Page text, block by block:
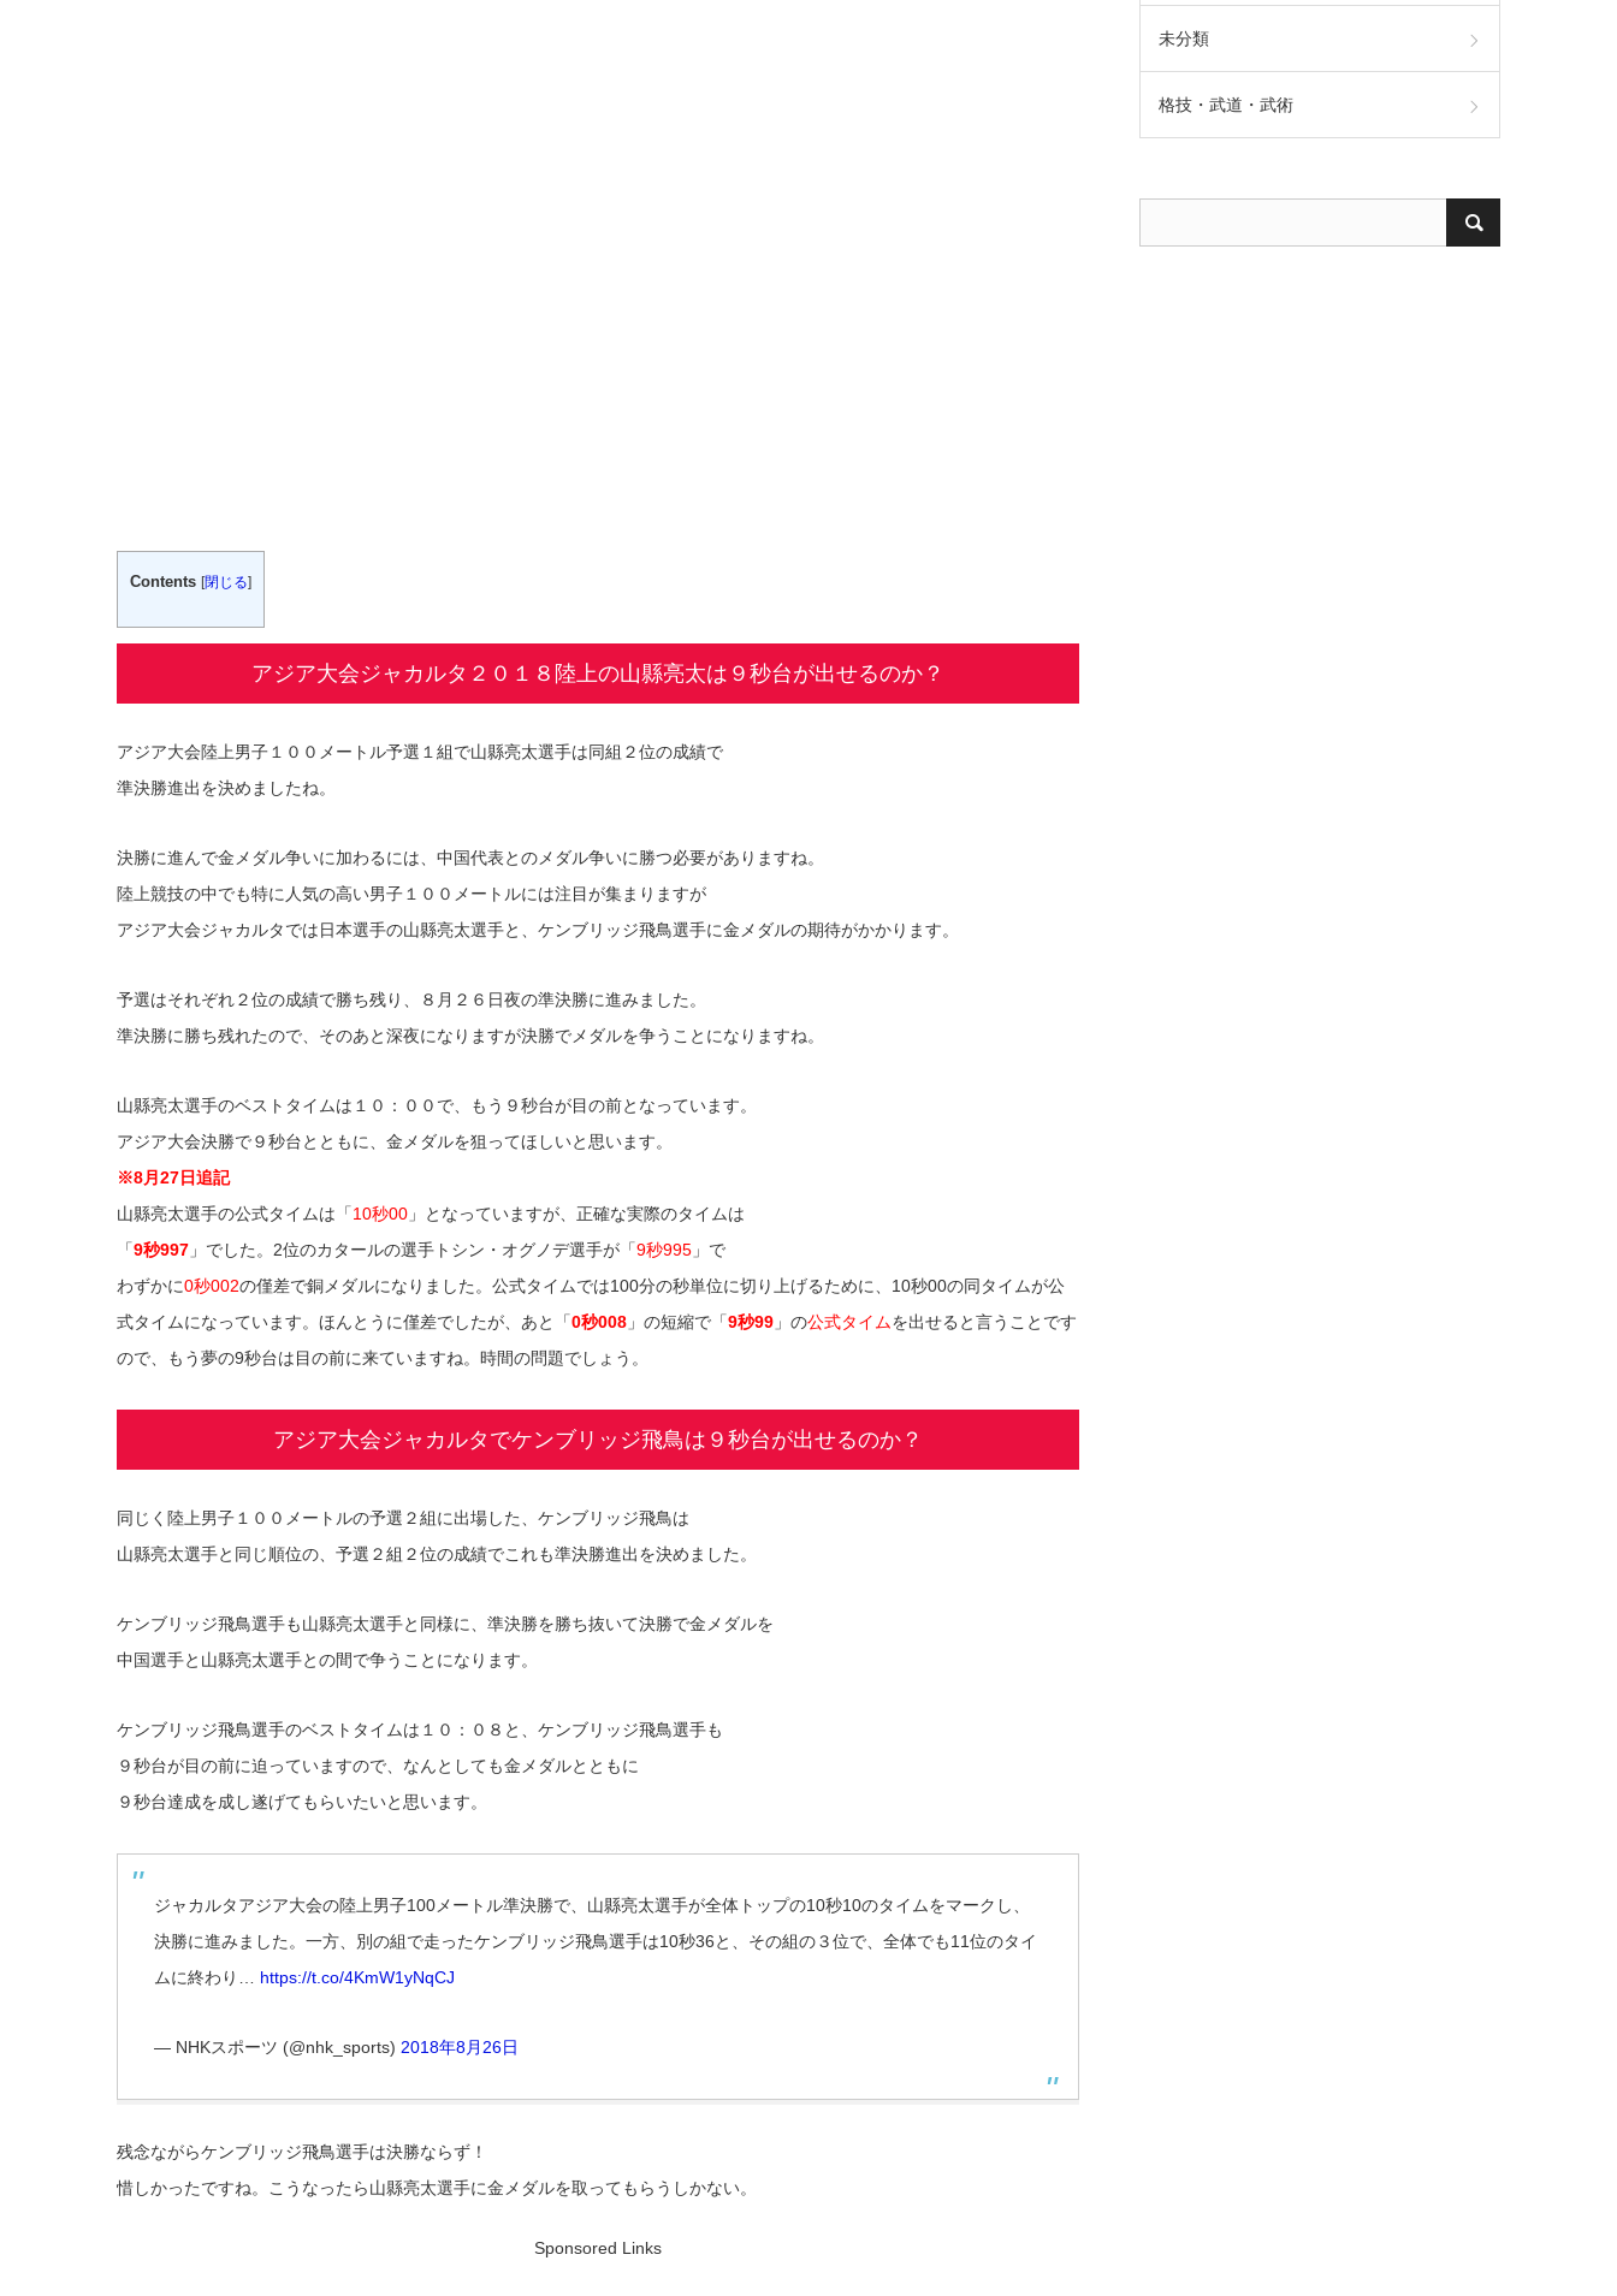
Contents [閉じる]
アジア大会ジャカルタ２０１８陸上の山縣亮太は９秒台が出せるのか？
アジア大会陸上男子１００メートル予選１組で山縣亮太選手は同組２位の成績で
準決勝進出を決めましたね。
決勝に進んで金メダル争いに加わるには、中国代表とのメダル争いに勝つ必要がありますね。
陸上競技の中でも特に人気の高い男子１００メートルには注目が集まりますが
アジア大会ジャカルタでは日本選手の山縣亮太選手と、ケンブリッジ飛鳥選手に金メダルの期待がかかります。
予選はそれぞれ２位の成績で勝ち残り、８月２６日夜の準決勝に進みました。
準決勝に勝ち残れたので、そのあと深夜になりますが決勝でメダルを争うことになりますね。
山縣亮太選手のベストタイムは１０：００で、もう９秒台が目の前となっています。
アジア大会決勝で９秒台とともに、金メダルを狙ってほしいと思います。
※8月27日追記
山縣亮太選手の公式タイムは「10秒00 」となっていますが、正確な実際のタイムは
「9秒997 」でした。2位のカタールの選手トシン・オグノデ選手が「9秒995 」で
わずかに0秒002の僅差で銅メダルになりました。公式タイムでは100分の秒単位に切り上げるために、10秒00の同タイムが公
式タイムになっています。ほんとうに僅差でしたが、あと「0秒008 」の短縮で「9秒99 」の公式タイムを出せると言うことです
ので、もう夢の9秒台は目の前に来ていますね。時間の問題でしょう。
アジア大会ジャカルタでケンブリッジ飛鳥は９秒台が出せるのか？
同じく陸上男子１００メートルの予選２組に出場した、ケンブリッジ飛鳥は
山縣亮太選手と同じ順位の、予選２組２位の成績でこれも準決勝進出を決めました。
ケンブリッジ飛鳥選手も山縣亮太選手と同様に、準決勝を勝ち抜いて決勝で金メダルを
中国選手と山縣亮太選手との間で争うことになります。
ケンブリッジ飛鳥選手のベストタイムは１０：０８と、ケンブリッジ飛鳥選手も
９秒台が目の前に迫っていますので、なんとしても金メダルとともに
９秒台達成を成し遂げてもらいたいと思います。
ジャカルタアジア大会の陸上男子100メートル準決勝で、山縣亮太選手が全体トップの10秒10のタイムをマークし、
決勝に進みました。一方、別の組で走ったケンブリッジ飛鳥選手は10秒36と、その組の３位で、全体でも11位のタイ
ムに終わり… https://t.co/4KmW1yNqCJ
— NHKスポーツ (@nhk_sports) 2018年8月26日
残念ながらケンブリッジ飛鳥選手は決勝ならず！
惜しかったですね。こうなったら山縣亮太選手に金メダルを取ってもらうしかない。
Sponsored Links
未分類
格技・武道・武術